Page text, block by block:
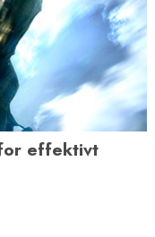
effektivt